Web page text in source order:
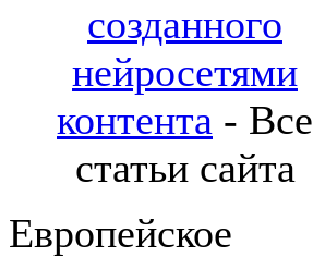
созданного
нейросетями
контента - Все
статьи сайта
Европейское